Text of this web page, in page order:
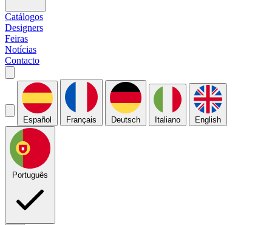
Catálogos
Designers
Feiras
Notícias
Contacto
Español Français Deutsch Italiano English
Português